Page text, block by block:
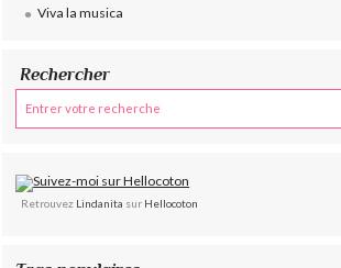
Viva la musica
Rechercher
Retrouvez Lindanita sur Hellocoton